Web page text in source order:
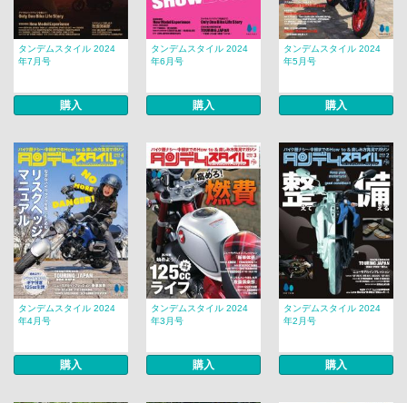
タンデムスタイル 2024
年7月号
購入
タンデムスタイル 2024
年6月号
購入
タンデムスタイル 2024
年5月号
購入
タンデムスタイル 2024
年4月号
購入
タンデムスタイル 2024
年3月号
購入
タンデムスタイル 2024
年2月号
購入